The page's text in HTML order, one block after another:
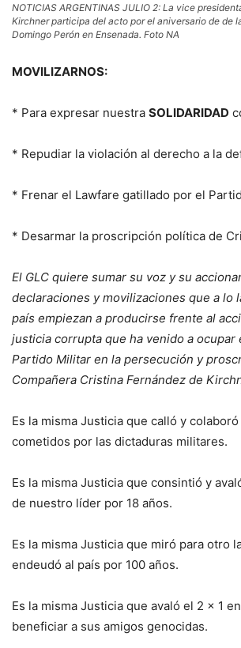
NOTICIAS ARGENTINAS JULIO 2: La vice
Kirchner participa del acto por el aniversario de de
Domingo Perón en Ensenada. Foto NA
MOVILIZARNOS:
* Para expresar nuestra SOLIDARIDAD
* Repudiar la violación al derecho a la
* Frenar el Lawfare gatillado por el
* Desarmar la proscripción política de
El GLC quiere sumar su voz y su
declaraciones y movilizaciones que a lo
país empiezan a producirse frente al
justicia corrupta que ha venido a ocupar
Partido Militar en la persecución y
Compañera Cristina Fernández de
Es la misma Justicia que calló y
cometidos por las dictaduras militares.
Es la misma Justicia que consintió y
de nuestro líder por 18 años.
Es la misma Justicia que miró para otro
endeudó al país por 100 años.
Es la misma Justicia que avaló el 2 x 1
beneficiar a sus amigos genocidas.